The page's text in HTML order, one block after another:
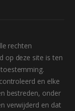
rechten
op deze site is ten
en elke
bestreden, onder
verwijderd en dat